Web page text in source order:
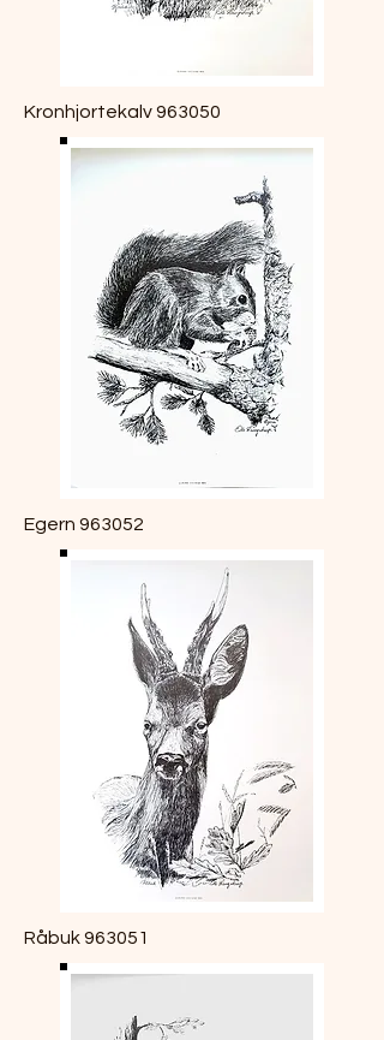
Kronhjortekalv 963050
Egern 963052
Råbuk 963051